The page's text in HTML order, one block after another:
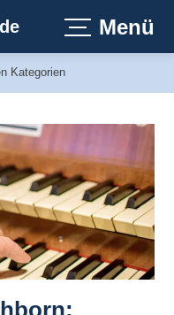
Menü
Kategorien